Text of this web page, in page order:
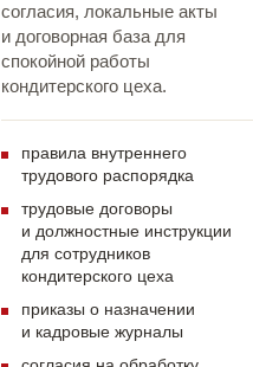
согласия, локальные акты
и договорная база для
спокойной работы
кондитерского цеха.
правила внутреннего
трудового распорядка
трудовые договоры
и должностные инструкции
для сотрудников
кондитерского цеха
приказы о назначении
и кадровые журналы